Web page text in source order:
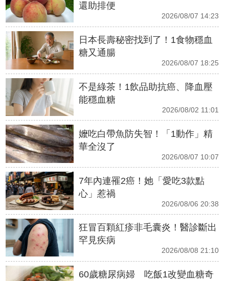
還助排便
2026/08/07 14:23
日本長壽秘密找到了！1食物穩血
糖又通腸
2026/08/07 18:25
不是綠茶！1飲品助抗癌、降血壓
能穩血糖
2026/08/02 11:01
嬤吃白帶魚防失智！「1動作」精
華全沒了
2026/08/07 10:07
7年內連罹2癌！她「愛吃3款點
心」惹禍
2026/08/06 20:38
狂冒百顆紅疹非毛囊炎！醫診斷出
罕見疾病
2026/08/08 21:10
60歲糖尿病婦 吃飯1改變血糖奇